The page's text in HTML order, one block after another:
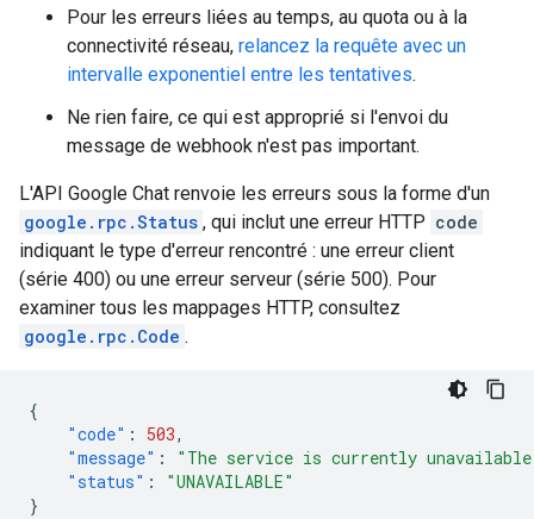
Pour les erreurs liées au temps, au quota ou à la
connectivité réseau, relancez la requête avec un
intervalle exponentiel entre les tentatives.
Ne rien faire, ce qui est approprié si l'envoi du
message de webhook n'est pas important.
L'API Google Chat renvoie les erreurs sous la forme d'un
google.rpc.Status , qui inclut une erreur HTTP code
indiquant le type d'erreur rencontré : une erreur client
(série 400) ou une erreur serveur (série 500). Pour
examiner tous les mappages HTTP, consultez
google.rpc.Code .
{
"code" : 503,
"message" :
"The service is currently
"status" :
"UNAVAILABLE"
}